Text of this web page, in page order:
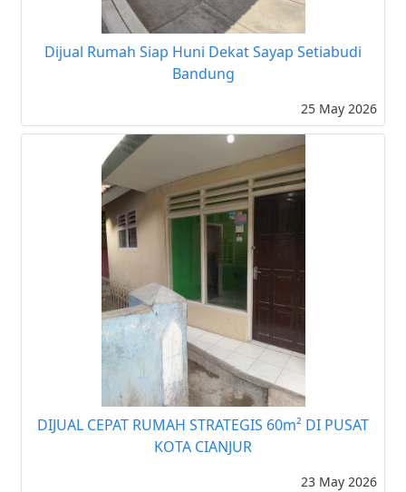
Dijual Rumah Siap Huni Dekat Sayap Setiabudi
Bandung
25 May 2026
DIJUAL CEPAT RUMAH STRATEGIS 60m² DI PUSAT
KOTA CIANJUR
23 May 2026